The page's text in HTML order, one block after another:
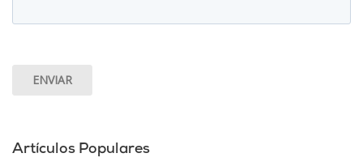
Artículos Populares